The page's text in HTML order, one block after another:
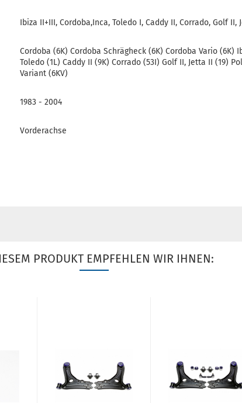
Ibiza II+III, Cordoba,Inca, Toledo I, Caddy II, Corrado, Golf II,
Cordoba (6K) Cordoba Schrägheck (6K) Cordoba Vario (6K)
Toledo (1L) Caddy II (9K) Corrado (53I) Golf II, Jetta II (19)
Variant (6KV)
1983 - 2004
Vorderachse
PRODUKT EMPFEHLEN WIR IHNEN: